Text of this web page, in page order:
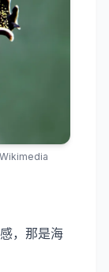
，那是海